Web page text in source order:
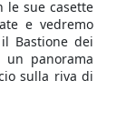
le sue casette
e vedremo
Bastione dei
un panorama
sulla riva di